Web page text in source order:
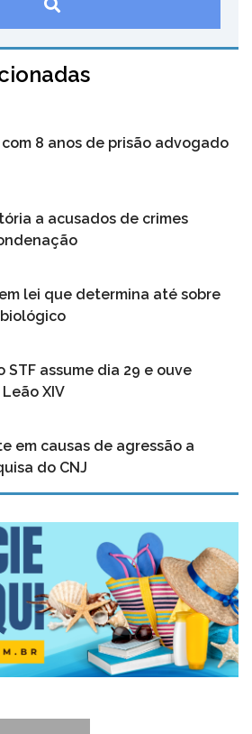
8 anos de prisão advogado
a acusados de crimes
lei que determina até sobre
assume dia 29 e ouve
XIV
em causas de agressão a
do CNJ